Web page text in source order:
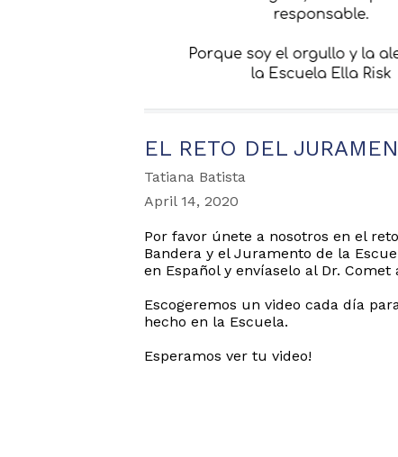
EL RETO DEL
Tatiana Batista
April 14, 2020
Por favor únete a nosotros en el
Bandera y el Juramento de la
en Español y envíaselo al Dr.
Escogeremos un video cada día
hecho en la Escuela.
Esperamos ver tu video!